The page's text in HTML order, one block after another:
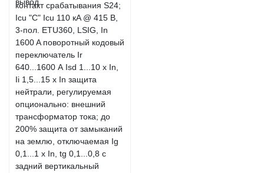
контакт срабатывания S24;
Icu "C" Icu 110 кA @ 415 В,
3-пол. ETU360, LSIG, In
1600 A поворотный кодовый
переключатель Ir
640...1600 А Isd 1...10 x In,
Ii 1,5...15 x In защита
нейтрали, регулируемая
опционально: внешний
трансформатор тока; до
200% защита от замыканий
на землю, отключаемая Ig
0,1...1 x In, tg 0,1...0,8 с
задний вертикальный